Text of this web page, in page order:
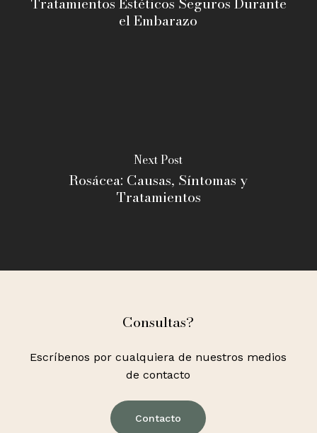
el Embarazo
Next Post
Rosácea: Causas, Síntomas y
Tratamientos
Consultas?
Escríbenos por cualquiera de nuestros medios
de contacto
Contacto